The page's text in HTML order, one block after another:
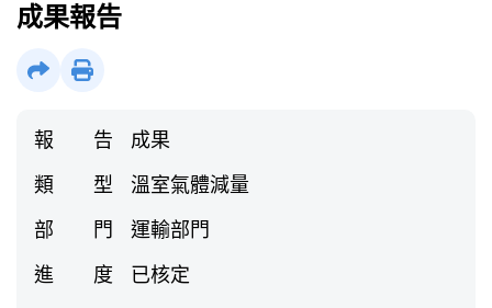
成果報告
報 告 成果
類 型 溫室氣體減量
部 門 運輸部門
進 度 已核定